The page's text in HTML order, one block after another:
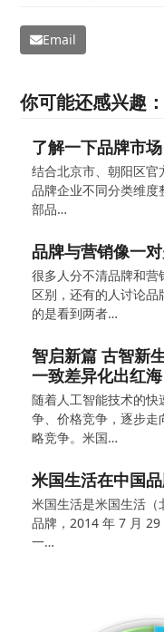
Email
你可能还感兴趣：
了解一下品牌市
结合北京市、朝阳区
品牌企业不同分类维度
部品…
品牌与营销像一
很多人分不清品牌和营
区别，还有的人讨论
的是看到两者…
智启新篇 古智新
一致差异化出红海
随着人工智能技术的
争、价格竞争，逐步
略竞争。米国…
米国生活在中国
米国生活是米国生活
品牌，2014 年 7 月
一…